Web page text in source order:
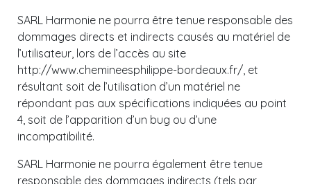
SARL Harmonie ne pourra être tenue responsable des
dommages directs et indirects causés au matériel de
l’utilisateur, lors de l’accès au site
http://www.chemineesphilippe-bordeaux.fr/, et
résultant soit de l’utilisation d’un matériel ne
répondant pas aux spécifications indiquées au point
4, soit de l’apparition d’un bug ou d’une
incompatibilité.
SARL Harmonie ne pourra également être tenue
responsable des dommages indirects (tels par